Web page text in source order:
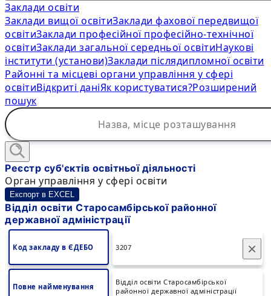
Заклади освіти
Заклади вищої освітиЗаклади фахової передвищої
освітиЗаклади професійної професійно-технічної
освітиЗаклади загальної середньої освітиНаукові
інститути (установи)Заклади післядипломної освіти
Районні та місцеві органи управління у сфері
освітиВідкриті даніЯк користуватися?Розширений
пошук
×
Реєстр суб'єктів освітньої діяльності
Орган управління у сфері освіти
Експорт в EXCEL
Відділ освіти Старосамбірської районної
державної адміністрації
Код закладу в ЄДЕБО 3207
Повне найменування
Відділ освіти Старосамбірської
районної державної адміністрації